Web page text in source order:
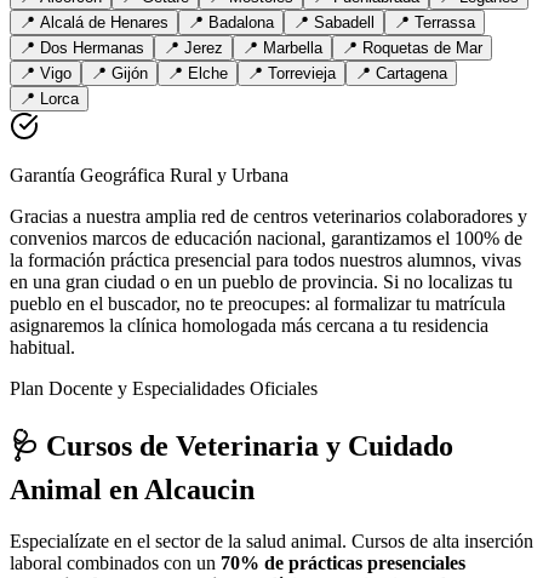
📍 Alcalá de Henares 📍 Badalona 📍 Sabadell 📍 Terrassa
📍 Dos Hermanas 📍 Jerez 📍 Marbella 📍 Roquetas de Mar
📍 Vigo 📍 Gijón 📍 Elche 📍 Torrevieja 📍 Cartagena
📍 Lorca
Garantía Geográfica Rural y Urbana
Gracias a nuestra amplia red de centros veterinarios colaboradores y
convenios marcos de educación nacional, garantizamos el 100% de
la formación práctica presencial para todos nuestros alumnos, vivas
en una gran ciudad o en un pueblo de provincia. Si no localizas tu
pueblo en el buscador, no te preocupes: al formalizar tu matrícula
asignaremos la clínica homologada más cercana a tu residencia
habitual.
Plan Docente y Especialidades Oficiales
🩺 Cursos de Veterinaria y Cuidado
Animal en Alcaucin
Especialízate en el sector de la salud animal. Cursos de alta inserción
laboral combinados con un 70% de prácticas presenciales